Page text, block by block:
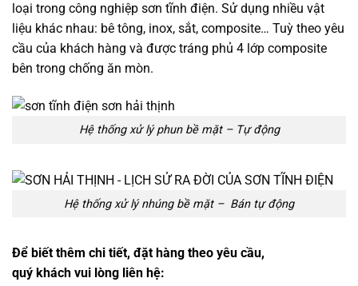
loại trong công nghiệp sơn tĩnh điện. Sử dụng nhiều vật
liệu khác nhau: bê tông, inox, sắt, composite… Tuỳ theo yêu
cầu của khách hàng và được tráng phủ 4 lớp composite
bên trong chống ăn mòn.
Hệ thống xử lý phun bề mặt – Tự động
Hệ thống xử lý nhúng bề mặt – Bán tự động
Để biết thêm chi tiết, đặt hàng theo yêu cầu,
quý khách vui lòng liên hệ: